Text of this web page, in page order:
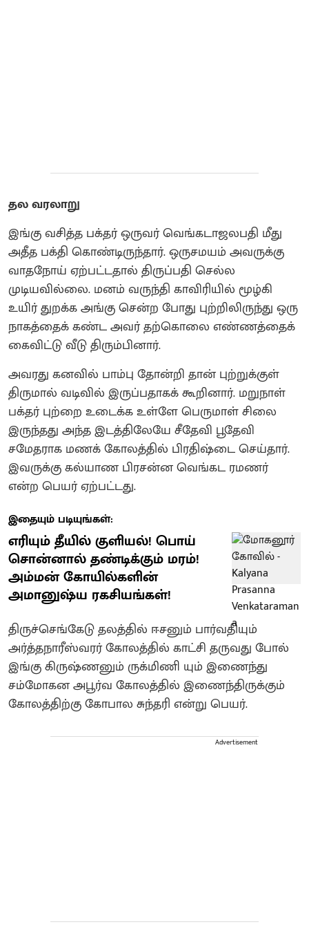
தல வரலாறு
இங்கு வசித்த பக்தர் ஒருவர் வெங்கடாஜலபதி மீது
அதீத பக்தி கொண்டிருந்தார். ஒருசமயம் அவருக்கு
வாதநோய் ஏற்பட்டதால் திருப்பதி செல்ல
முடியவில்லை. மனம் வருந்தி காவிரியில் மூழ்கி
உயிர் துறக்க அங்கு சென்ற போது புற்றிலிருந்து ஒரு
நாகத்தைக் கண்ட அவர் தற்கொலை எண்ணத்தைக்
கைவிட்டு வீடு திரும்பினார்.
அவரது கனவில் பாம்பு தோன்றி தான் புற்றுக்குள்
திருமால் வடிவில் இருப்பதாகக் கூறினார்.‌ மறுநாள்
பக்தர் புற்றை உடைக்க உள்ளே பெருமாள் சிலை
இருந்தது‌ அந்த இடத்திலேயே சீதேவி பூதேவி
சமேதராக மணக் கோலத்தில் பிரதிஷ்டை செய்தார்.
இவருக்கு கல்யாண பிரசன்ன வெங்கட ரமணர்
என்ற பெயர் ஏற்பட்டது.
இதையும் படியுங்கள்:
எரியும் தீயில் குளியல்! பொய்
சொன்னால் தண்டிக்கும் மரம்!
அம்மன் கோயில்களின்
அமானுஷ்ய ரகசியங்கள்!
திருச்செங்கேடு தலத்தில் ஈசனும் பார்வதியும்
அர்த்தநாரீஸ்வரர் கோலத்தில் காட்சி தருவது போல்
இங்கு கிருஷ்ணனும் ருக்மிணி யும் இணைந்து
சம்மோகன அபூர்வ கோலத்தில் இணைந்திருக்கும்
கோலத்திற்கு கோபால சுந்தரி என்று பெயர்.
Advertisement